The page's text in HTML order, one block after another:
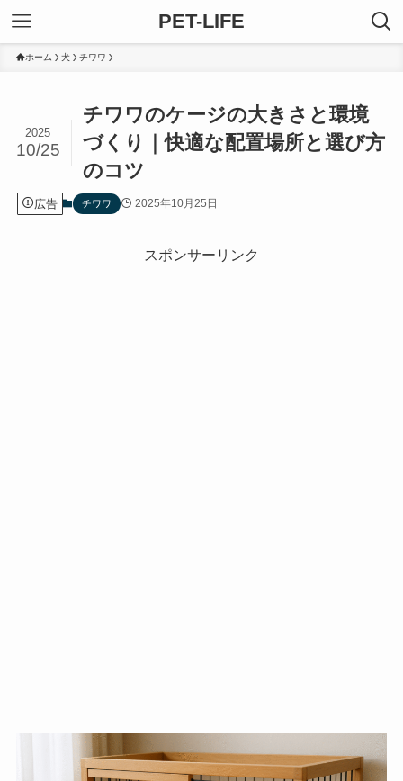
PET-LIFE
ホーム 犬 チワワ
チワワのケージの大きさと環境
づくり｜快適な配置場所と選び方
のコツ
2025
10/25
広告 チワワ 2025年10月25日
スポンサーリンク